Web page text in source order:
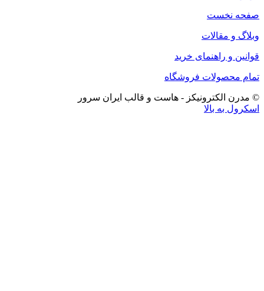
صفحه نخست
وبلاگ و مقالات
قوانین و راهنمای خرید
تمام محصولات فروشگاه
© مدرن الکترونیکز - هاست و قالب ایران سرور
اسکرول به بالا